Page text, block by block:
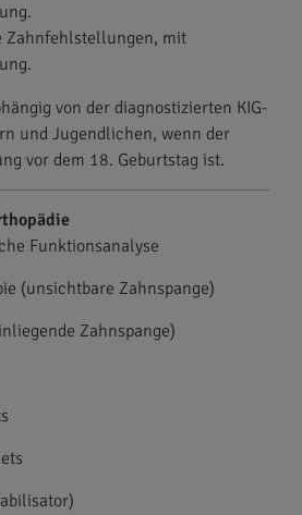
Zahnfehlstellungen, mit
von der diagnostizierten KIG-
und Jugendlichen, wenn der
vor dem 18. Geburtstag ist.
Funktionsanalyse
(unsichtbare Zahnspange)
Zahnspange)